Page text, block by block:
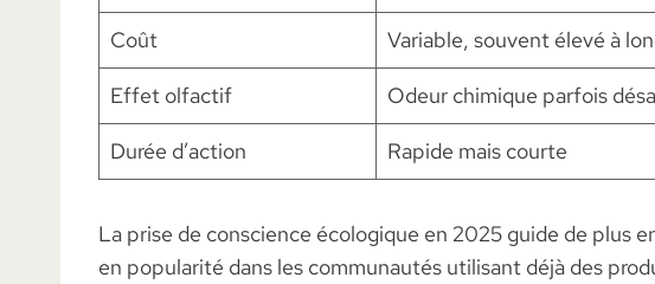
Coût Variable, souvent élevé à
Effet olfactif Odeur chimique parfois
Durée d’action Rapide mais courte
La prise de conscience écologique en 2025 guide de plus
en popularité dans les communautés utilisant déjà des